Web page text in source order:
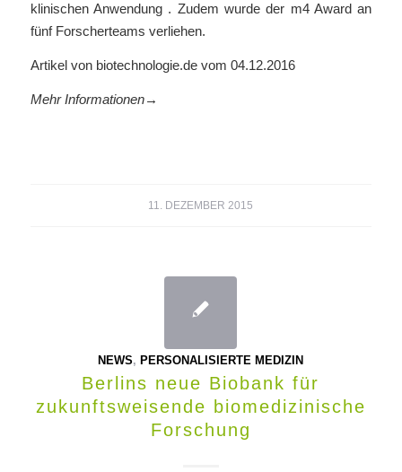
klinischen Anwendung . Zudem wurde der m4 Award an
fünf Forscherteams verliehen.
Artikel von biotechnologie.de vom 04.12.2016
Mehr Informationen→
11. DEZEMBER 2015
NEWS, PERSONALISIERTE MEDIZIN
Berlins neue Biobank für
zukunftsweisende biomedizinische
Forschung